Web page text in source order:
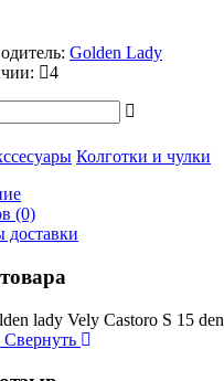
Golden Lady
4
Колготки и чулки
(0)
доставки
lady Vely Castoro S 15 den
Свернуть